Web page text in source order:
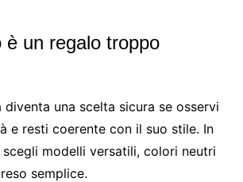
è un regalo troppo
diventa una scelta sicura se osservi
e resti coerente con il suo stile. In
modelli versatili, colori neutri
semplice.